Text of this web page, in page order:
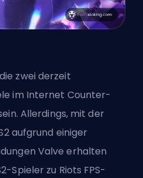
zwei derzeit
im Internet Counter-
Allerdings, mit der
aufgrund einiger
Valveerhalten
Spieler zu Riots FPS-